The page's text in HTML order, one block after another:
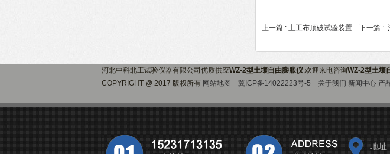
上一篇 : 土工布顶破试验装置 下一篇 :
河北中科北工试验仪器有限公司优质供应WZ-2型土壤自由膨胀仪,欢迎来电咨询WZ-2型土壤
COPYRIGHT @ 2017 版权所有 网站地图 冀ICP备14022223号-5 关于我们 新闻中心 产
地址